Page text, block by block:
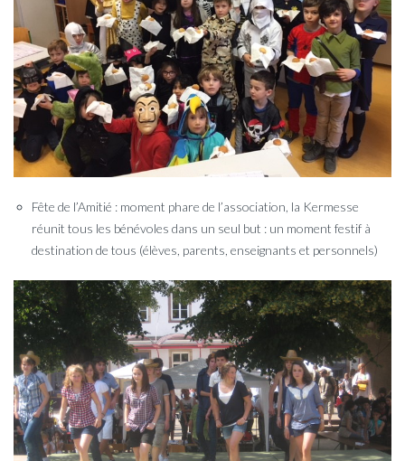
Fête de l’Amitié : moment phare de l’association, la Kermesse
réunit tous les bénévoles dans un seul but : un moment festif à
destination de tous (élèves, parents, enseignants et personnels)